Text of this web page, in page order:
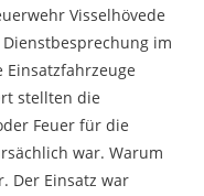
Visselhövede
im
stellten die
Feuer für die
war. Warum
Der Einsatz war